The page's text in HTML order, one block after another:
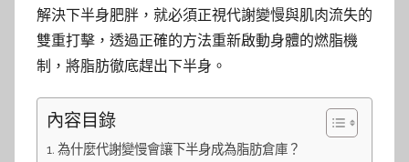
解決下半身肥胖，就必須正視代謝變慢與肌肉流失的
雙重打擊，透過正確的方法重新啟動身體的燃脂機
制，將脂肪徹底趕出下半身。
內容目錄
為什麼代謝變慢會讓下半身成為脂肪倉庫？